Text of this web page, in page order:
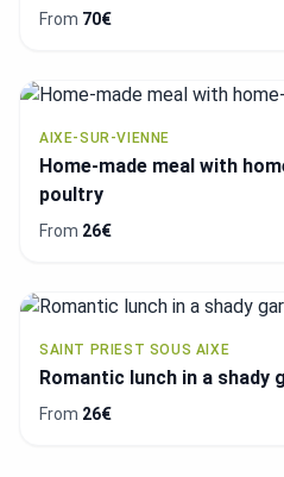
From 70€
AIXE-SUR-VIENNE
Home-made meal with
poultry
From 26€
SAINT PRIEST SOUS AIXE
Romantic lunch in a shady
From 26€